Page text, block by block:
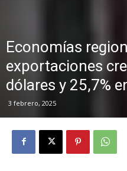
Economías
exportaciones
dólares y 25,7%
3 febrero, 2025